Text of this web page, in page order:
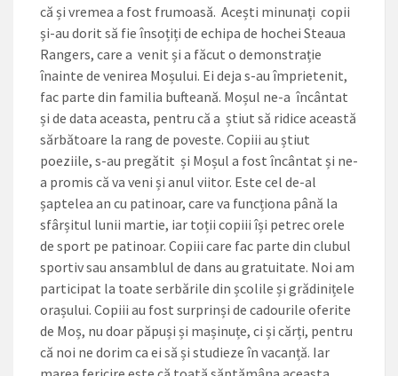
că și vremea a fost frumoasă. Acești minunați copii
și-au dorit să fie însoțiți de echipa de hochei Steaua
Rangers, care a venit și a făcut o demonstrație
înainte de venirea Moșului. Ei deja s-au împrietenit,
fac parte din familia bufteană. Moșul ne-a încântat
și de data aceasta, pentru că a știut să ridice această
sărbătoare la rang de poveste. Copiii au știut
poeziile, s-au pregătit și Moșul a fost încântat și ne-
a promis că va veni și anul viitor. Este cel de-al
șaptelea an cu patinoar, care va funcționa până la
sfârșitul lunii martie, iar toții copiii își petrec orele
de sport pe patinoar. Copiii care fac parte din clubul
sportiv sau ansamblul de dans au gratuitate. Noi am
participat la toate serbările din școlile și grădinițele
orașului. Copiii au fost surprinși de cadourile oferite
de Moș, nu doar păpuși și mașinuțe, ci și cărți, pentru
că noi ne dorim ca ei să și studieze în vacanță. Iar